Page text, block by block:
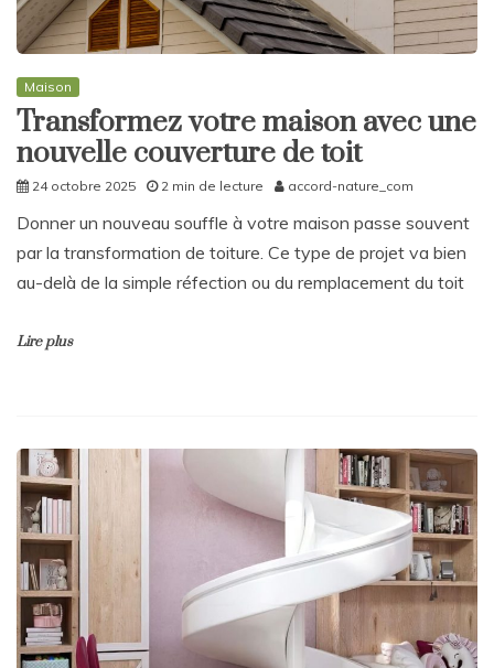
Maison
Transformez votre maison avec une
nouvelle couverture de toit
24 octobre 2025 2 min de lecture accord-nature_com
Donner un nouveau souffle à votre maison passe souvent
par la transformation de toiture. Ce type de projet va bien
au-delà de la simple réfection ou du remplacement du toit
Lire plus